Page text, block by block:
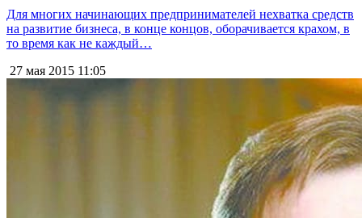
Для многих начинающих предпринимателей нехватка средств
на развитие бизнеса, в конце концов, оборачивается крахом, в
то время как не каждый…
27 мая 2015 11:05